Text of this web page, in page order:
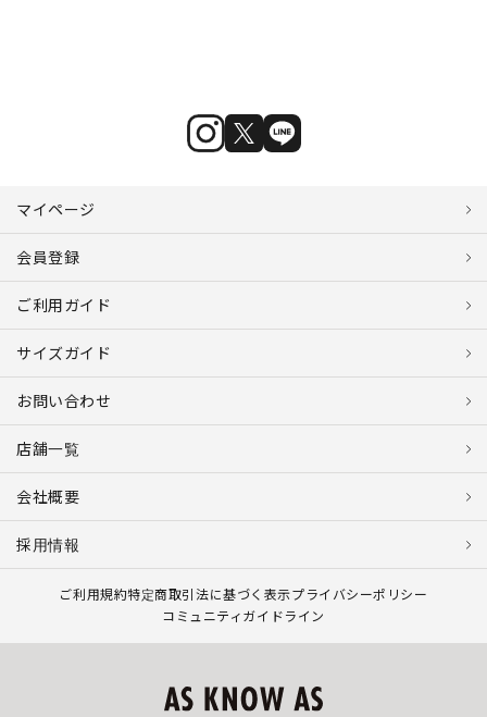
マイページ
会員登録
ご利用ガイド
サイズガイド
お問い合わせ
店舗一覧
会社概要
採用情報
ご利用規約特定商取引法に基づく表示プライバシーポリシー
コミュニティガイドライン